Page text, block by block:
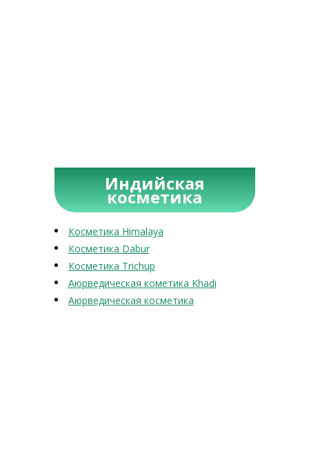
Индийская
косметика
Косметика Himalaya
Косметика Dabur
Косметика Trichup
Аюрведическая кометика Khadi
Аюрведическая косметика